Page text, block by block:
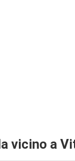
vicino a